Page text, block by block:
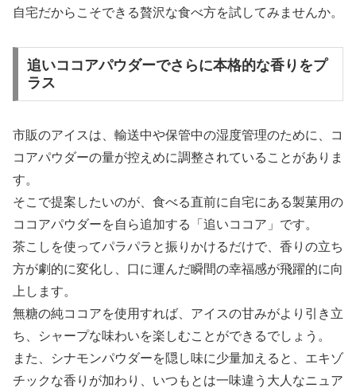
自宅だからこそできる贅沢な食べ方を試してみませんか。
追いココアパウダーでさらに本格的な香りをプ
ラス
市販のアイスは、輸送中や保管中の湿度管理のために、コ
コアパウダーの量が控えめに調整されていることがありま
す。
そこで提案したいのが、食べる直前に自宅にある製菓用の
ココアパウダーを自ら追加する「追いココア」です。
茶こしを使ってパラパラと振りかけるだけで、香りの立ち
方が劇的に変化し、口に運んだ瞬間の幸福感が飛躍的に向
上します。
無糖の純ココアを使用すれば、アイスの甘みがより引き立
ち、シャープな味わいを楽しむことができるでしょう。
また、シナモンパウダーを隠し味に少量加えると、エキゾ
チックな香りが加わり、いつもとは一味違う大人なニュア